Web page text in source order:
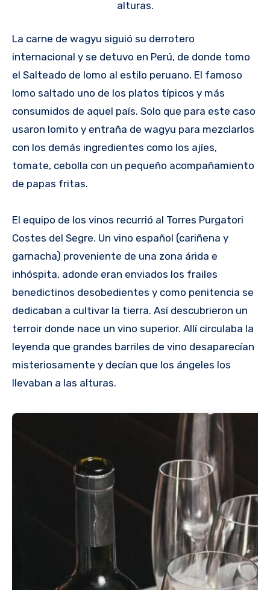
alturas.
La carne de wagyu siguió su derrotero
internacional y se detuvo en Perú, de donde tomo
el Salteado de lomo al estilo peruano. El famoso
lomo saltado uno de los platos típicos y más
consumidos de aquel país. Solo que para este caso
usaron lomito y entraña de wagyu para mezclarlos
con los demás ingredientes como los ajíes,
tomate, cebolla con un pequeño acompañamiento
de papas fritas.
El equipo de los vinos recurrió al Torres Purgatori
Costes del Segre. Un vino español (cariñena y
garnacha) proveniente de una zona árida e
inhóspita, adonde eran enviados los frailes
benedictinos desobedientes y como penitencia se
dedicaban a cultivar la tierra. Así descubrieron un
terroir donde nace un vino superior. Allí circulaba la
leyenda que grandes barriles de vino desaparecían
misteriosamente y decían que los ángeles los
llevaban a las alturas.